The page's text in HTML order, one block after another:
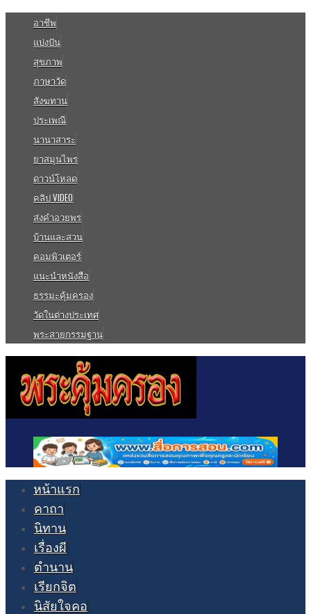
อาชีพ
แบ่งปัน
สุขภาพ
ภาษาวัด
สังฆทาน
ประเพณี
นานาสาระ
ยาสมุนไพร
ดาวน์โหลด
คลิป VIDEO
ส่งคำอวยพร
บ้านและสวน
คอมพิวเตอร์
แนะนำหนังสือ
ธรรมะคุ้มครอง
วัดในต่างประเทศ
พระสายกรรมฐาน
หน้าแรก
คาถา
นิทาน
เรื่องผี
ตำนาน
เรียกจิต
นิสัยใจคอ